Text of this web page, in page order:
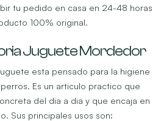
tu pedido en casa en 24-48 horas
100% original.
Juguete Mordedor
esta pensado para la higiene
Es un articulo practico que
del dia a dia y que encaja en
Sus principales usos son: